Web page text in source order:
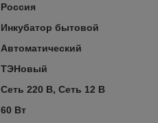
Россия
Инкубатор бытовой
Автоматический
ТЭНовый
Сеть 220 В, Сеть 12 В
60 Вт